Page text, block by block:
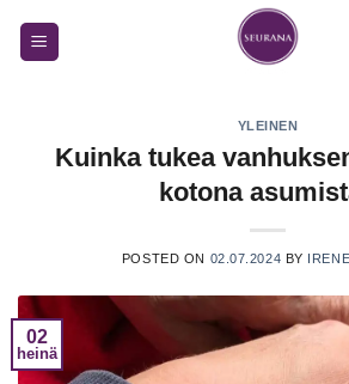
YLEINEN
Kuinka tukea
kotona
POSTED ON 02.07.2024 BY
02
heinä